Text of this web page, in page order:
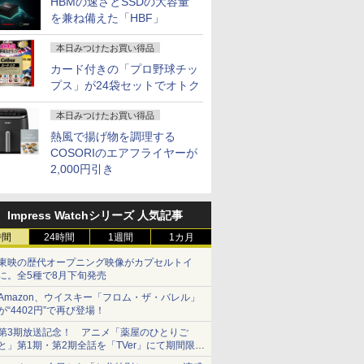
を兼ね備えた「HBF」
本日みつけたお買い得品
カード付きの「プロ野球チッ
プス」が24袋セットでオトク
本日みつけたお買い得品
熱風で揚げ物を調理する
COSORIのエアフライヤーが
2,000円引き
Impress Watchシリーズ 人気記事
24時間 1週間 1カ月
映の歴代オープニング映像がカプセルトイ
。全5種で8月下旬発売
、ウイスキー「フロム・ザ・バレル」
“4402円”で再び登場！
3期放送記念！ アニメ「薬屋のひとりご
」第1期・第2期全話を「TVer」にて期間限定
順次無料配信開始